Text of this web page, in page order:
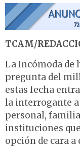
TCAM/
La Incómoda de
pregunta del
estas fecha
la interrogante a
personal,
instituciones
opción de cara